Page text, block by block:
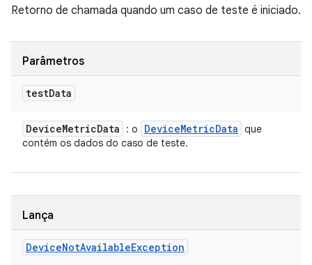
Retorno de chamada quando um caso de teste é iniciado.
Parâmetros
testData
DeviceMetricData : o DeviceMetricData que
contém os dados do caso de teste.
Lança
DeviceNotAvailableException